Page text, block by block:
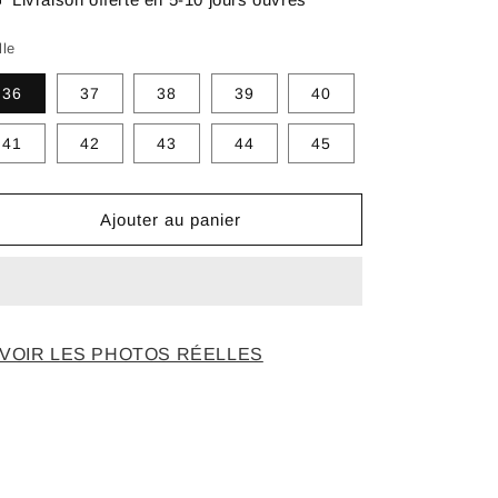
36 37 38 39 40
41 42 43 44 45
Ajouter au panier
VOIR LES PHOTOS RÉELLES